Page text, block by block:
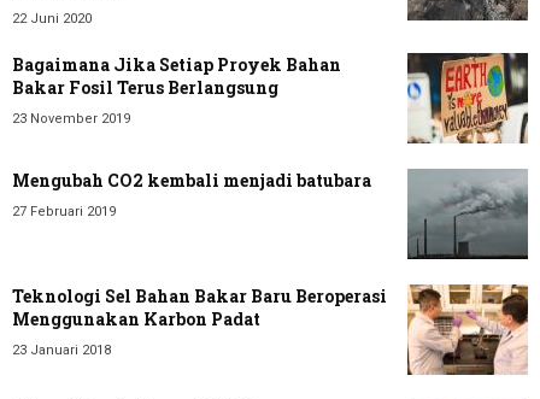
22 Juni 2020
Bagaimana Jika Setiap Proyek Bahan
Bakar Fosil Terus Berlangsung
23 November 2019
Mengubah CO2 kembali menjadi batubara
27 Februari 2019
Teknologi Sel Bahan Bakar Baru Beroperasi
Menggunakan Karbon Padat
23 Januari 2018